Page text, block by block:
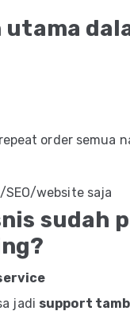
utama
order semua
website saja
sudah
jadi support